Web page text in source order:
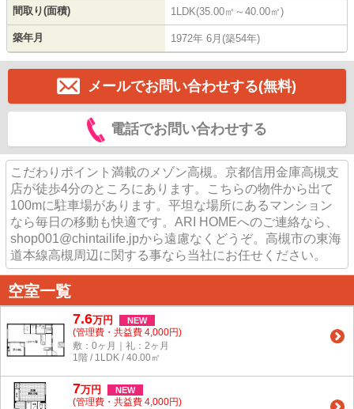
間取り(面積) 1LDK(35.00㎡～40.00㎡)
築年月 1972年 6月(築54年)
メールでお問い合わせする(無料)
電話でお問い合わせする
こだわりポイント満載のメゾン高槻。京都信用金庫高槻支
店が徒歩4分のところにあります。こちらの物件から出て
100mに駐車場があります。平坦な場所にあるマンション
なら毎日の移動も快適です。ARI HOMEへのご連絡なら、
shop001@chintailife.jpから遠慮なくどうぞ。高槻市の東海
道本線高槻周辺に関する事なら当社にお任せください。
空室一覧
7.6万円 NEW
(管理費・共益費 4,000円)
敷：0ヶ月｜礼：2ヶ月
1階 / 1LDK / 40.00㎡
7万円 NEW
(管理費・共益費 4,000円)